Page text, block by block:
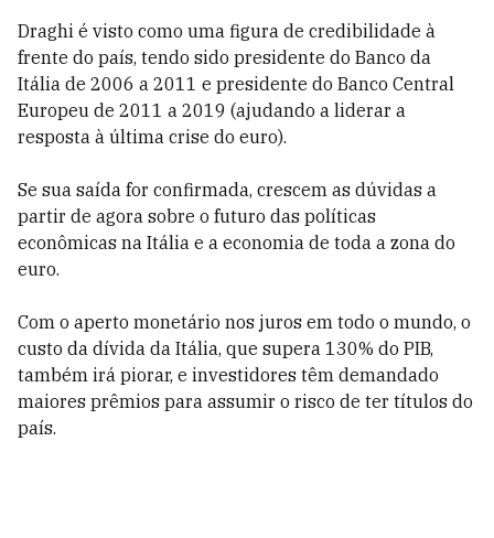
Draghi é visto como uma figura de credibilidade à
frente do país, tendo sido presidente do Banco da
Itália de 2006 a 2011 e presidente do Banco Central
Europeu de 2011 a 2019 (ajudando a liderar a
resposta à última crise do euro).
Se sua saída for confirmada, crescem as dúvidas a
partir de agora sobre o futuro das políticas
econômicas na Itália e a economia de toda a zona do
euro.
Com o aperto monetário nos juros em todo o mundo, o
custo da dívida da Itália, que supera 130% do PIB,
também irá piorar, e investidores têm demandado
maiores prêmios para assumir o risco de ter títulos do
país.